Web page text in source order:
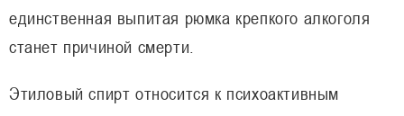
единственная выпитая рюмка крепкого алкоголя
станет причиной смерти.
Этиловый спирт относится к психоактивным